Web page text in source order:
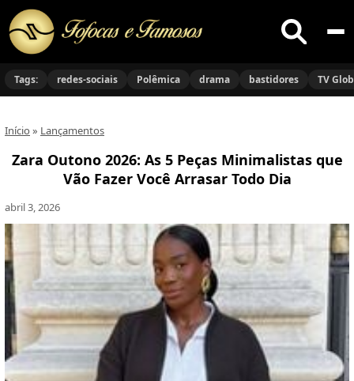
Buscar
no
Tags: redes-sociais Polêmica drama bastidores TV
Início » Lançamentos
Zara Outono 2026: As 5 Peças Minimalistas que
Vão Fazer Você Arrasar Todo Dia
abril 3, 2026